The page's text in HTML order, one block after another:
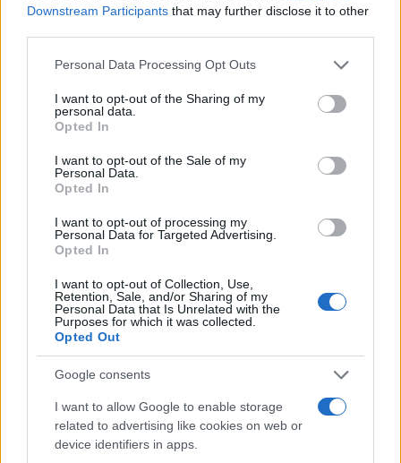
Downstream Participants that may further disclose it to other
Please note that this website/app uses one or more Google
not limited to your visit or usage behaviour. You may click to
grant or deny consent to Google and its third-party tags to
use your data for below specified purposes in below Google
consent section.
Personal Data Processing Opt Outs
I want to opt-out of the Sharing of my
personal data.
Opted In
I want to opt-out of the Sale of my
Personal Data.
Opted In
I want to opt-out of processing my
Personal Data for Targeted Advertising.
Opted In
I want to opt-out of Collection, Use,
Retention, Sale, and/or Sharing of my
Personal Data that Is Unrelated with the
Purposes for which it was collected.
Opted Out
Google consents
I want to allow Google to enable storage
related to advertising like cookies on web or
device identifiers in apps.
Νέα Mercedes-Benz GLB:
Hybrid και Electric, με
όφελος 2.000 ευρώ
της
Η Κέιλα ΜακΜπράιντ
έσπασε το ρεκόρ
Οι Μαϊάμι Χιτ είναι το
φαβορί για την απόκτηση
του Κλέι Τόμπσον